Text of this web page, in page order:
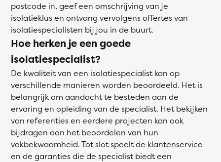
postcode in, geef een omschrijving van je
isolatieklus en ontvang vervolgens offertes van
isolatiespecialisten bij jou in de buurt.
Hoe herken je een goede
isolatiespecialist?
De kwaliteit van een isolatiespecialist kan op
verschillende manieren worden beoordeeld. Het is
belangrijk om aandacht te besteden aan de
ervaring en opleiding van de specialist. Het bekijken
van referenties en eerdere projecten kan ook
bijdragen aan het beoordelen van hun
vakbekwaamheid. Tot slot speelt de klantenservice
en de garanties die de specialist biedt een